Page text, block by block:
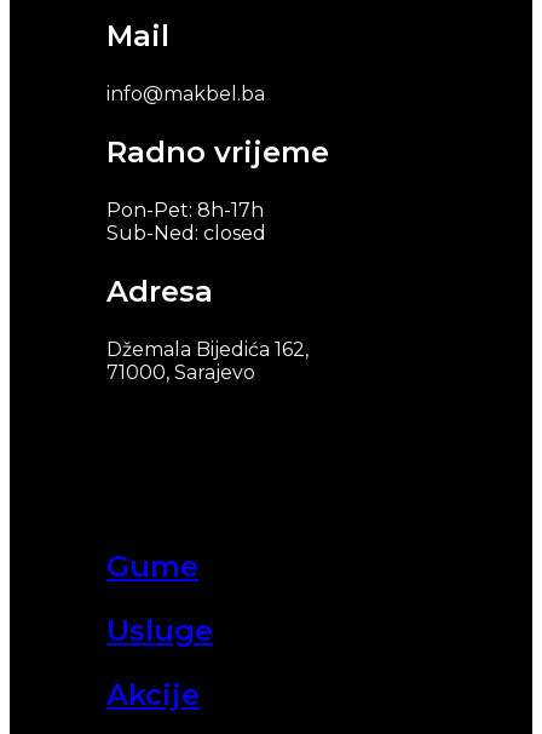
Gume
Usluge
Akcije
Mail
info@makbel.ba
Radno vrijeme
Pon-Pet: 8h-17h
Sub-Ned: closed
Adresa
Džemala Bijedića 162,
71000, Sarajevo